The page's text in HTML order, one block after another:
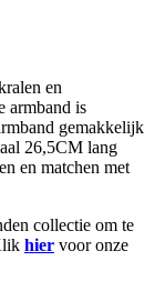
en
armband is
gemakkelijk
26,5CM lang
en matchen met
collectie om te
hier voor onze